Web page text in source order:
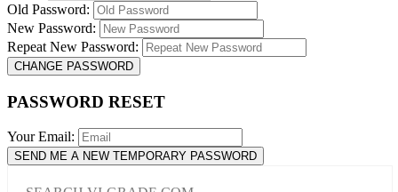
Old Password:
New Password:
Repeat New Password:
CHANGE PASSWORD
PASSWORD RESET
Your Email:
SEND ME A NEW TEMPORARY PASSWORD